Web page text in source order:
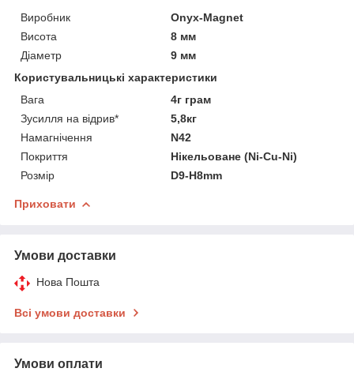
Виробник
Onyx-Magnet
Висота
8 мм
Діаметр
9 мм
Користувальницькі характеристики
Вага
4г грам
Зусилля на відрив*
5,8кг
Намагнічення
N42
Покриття
Нікельоване (Ni-Cu-Ni)
Розмір
D9-H8mm
Приховати
Умови доставки
Нова Пошта
Всі умови доставки
Умови оплати